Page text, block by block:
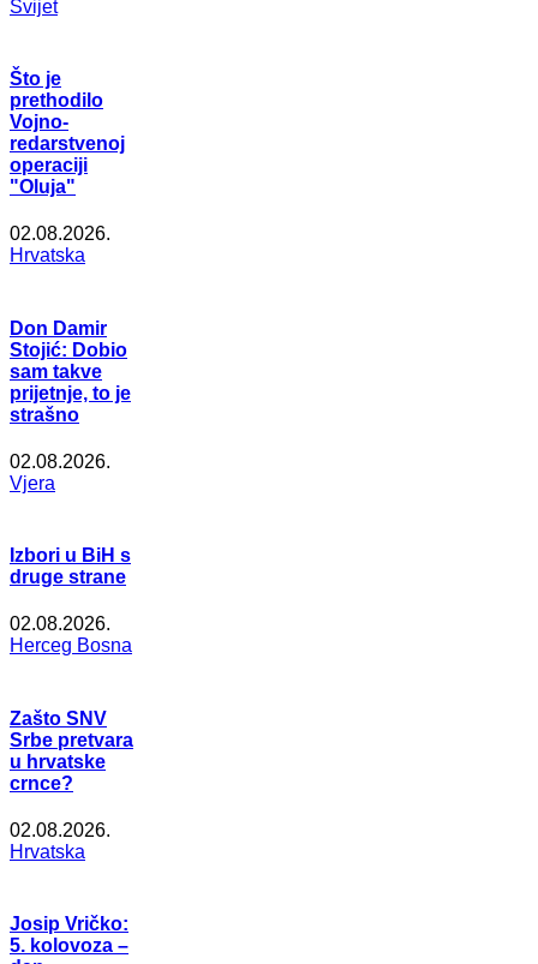
Svijet
Što je
prethodilo
Vojno-
redarstvenoj
operaciji
"Oluja"
02.08.2026.
Hrvatska
Don Damir
Stojić: Dobio
sam takve
prijetnje, to je
strašno
02.08.2026.
Vjera
Izbori u BiH s
druge strane
02.08.2026.
Herceg Bosna
Zašto SNV
Srbe pretvara
u hrvatske
crnce?
02.08.2026.
Hrvatska
Josip Vričko:
5. kolovoza –